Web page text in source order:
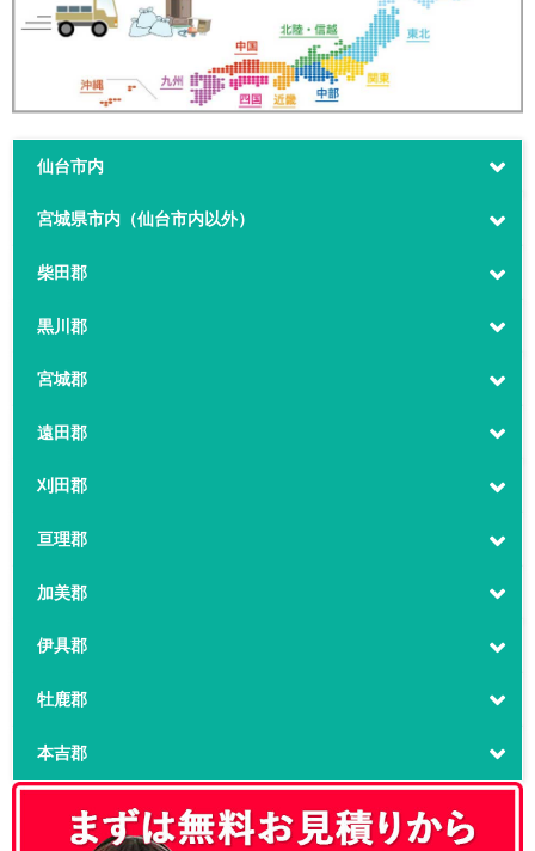
仙台市内
宮城県市内（仙台市内以外）
柴田郡
黒川郡
宮城郡
遠田郡
刈田郡
亘理郡
加美郡
伊具郡
牡鹿郡
本吉郡